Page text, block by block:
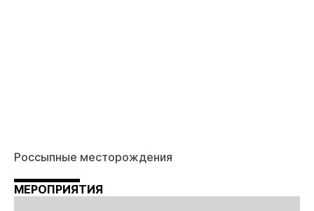
Россыпные месторождения
МЕРОПРИЯТИЯ